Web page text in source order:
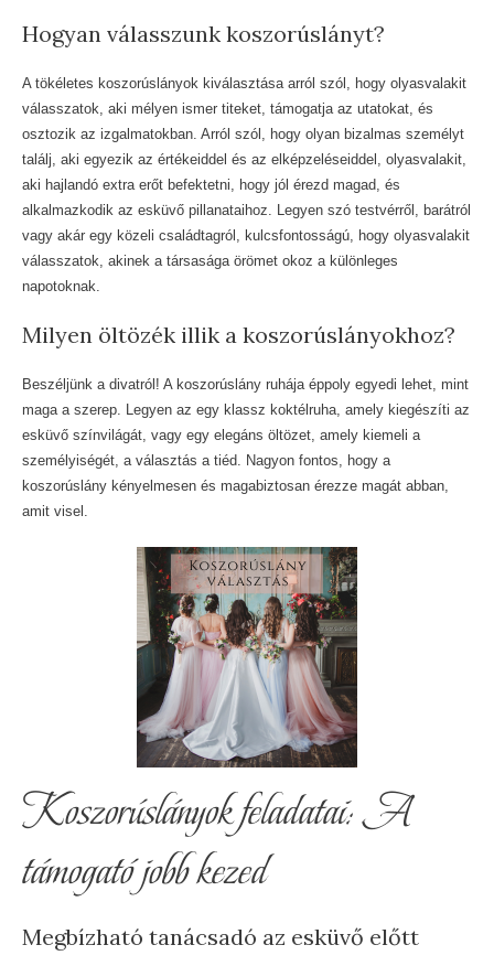
Hogyan válasszunk koszorúslányt?
A tökéletes koszorúslányok kiválasztása arról szól, hogy olyasvalakit
válasszatok, aki mélyen ismer titeket, támogatja az utatokat, és
osztozik az izgalmatokban. Arról szól, hogy olyan bizalmas személyt
találj, aki egyezik az értékeiddel és az elképzeléseiddel, olyasvalakit,
aki hajlandó extra erőt befektetni, hogy jól érezd magad, és
alkalmazkodik az esküvő pillanataihoz. Legyen szó testvérről, barátról
vagy akár egy közeli családtagról, kulcsfontosságú, hogy olyasvalakit
válasszatok, akinek a társasága örömet okoz a különleges
napotoknak.
Milyen öltözék illik a koszorúslányokhoz?
Beszéljünk a divatról! A koszorúslány ruhája éppoly egyedi lehet, mint
maga a szerep. Legyen az egy klassz koktélruha, amely kiegészíti az
esküvő színvilágát, vagy egy elegáns öltözet, amely kiemeli a
személyiségét, a választás a tiéd. Nagyon fontos, hogy a
koszorúslány kényelmesen és magabiztosan érezze magát abban,
amit visel.
Koszorúslányok feladatai: A
támogató jobb kezed
Megbízható tanácsadó az esküvő előtt